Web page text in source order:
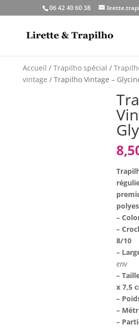
06 42 40 60 38
Accueil / Trapilho spécial /
vintage / Trapilho Vintage –
–
–
8/10
–
env
–
x 7,5
–
–
–